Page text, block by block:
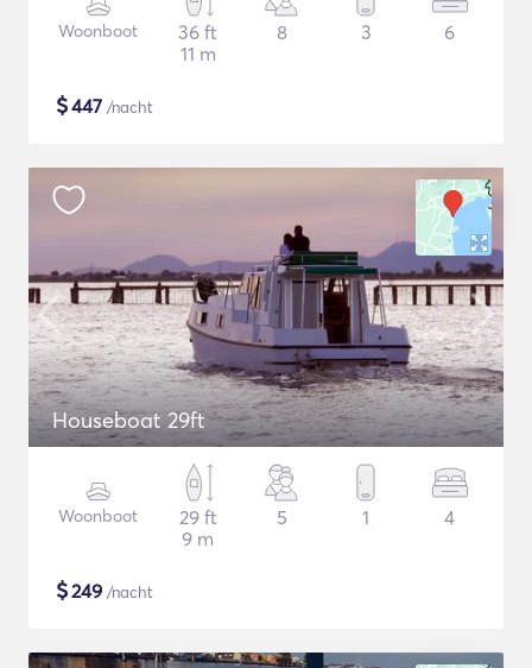
Woonboot
36 ft
11 m
8 3 6
$447 /nacht
Houseboat 29ft
Woonboot
29 ft
9 m
5 1 4
$249 /nacht